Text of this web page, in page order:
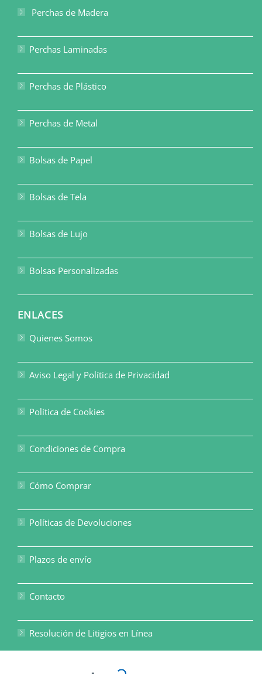
Perchas de Madera
Perchas Laminadas
Perchas de Plástico
Perchas de Metal
Bolsas de Papel
Bolsas de Tela
Bolsas de Lujo
Bolsas Personalizadas
ENLACES
Quienes Somos
Aviso Legal y Política de Privacidad
Política de Cookies
Condiciones de Compra
Cómo Comprar
Políticas de Devoluciones
Plazos de envío
Contacto
Resolución de Litigios en Línea